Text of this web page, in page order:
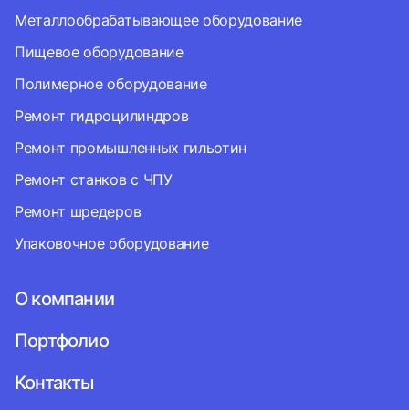
Металлообрабатывающее оборудование
Пищевое оборудование
Полимерное оборудование
Ремонт гидроцилиндров
Ремонт промышленных гильотин
Ремонт станков с ЧПУ
Ремонт шредеров
Упаковочное оборудование
О компании
Портфолио
Контакты